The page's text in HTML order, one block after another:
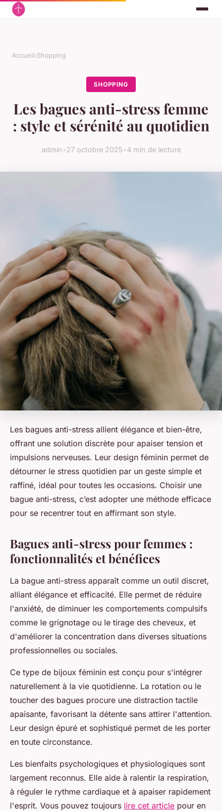
Accueil›Shopping
SHOPPING
Les bagues anti-stress femme
: style et sérénité au quotidien
admin•27 octobre 2025•4 min de lecture
Les bagues anti-stress allient élégance et bien-être,
offrant une solution discrète pour apaiser tension et
impulsions nerveuses. Leur design féminin permet de
détourner le stress quotidien par un geste simple et
raffiné, idéal pour toutes les occasions. Choisir une
bague anti-stress, c’est adopter une méthode efficace
pour se recentrer tout en affirmant son style.
Bagues anti-stress pour femmes :
fonctionnalités et bénéfices
La bague anti-stress apparaît comme un outil discret,
alliant élégance et efficacité. Elle permet de réduire
l'anxiété, de diminuer les comportements compulsifs
comme le grignotage ou le tirage des cheveux, et
d'améliorer la concentration dans diverses situations
professionnelles ou sociales.
Ce type de bijoux féminin est conçu pour s'intégrer
naturellement à la vie quotidienne. La rotation ou le
toucher des bagues procure une distraction tactile
apaisante, favorisant la détente sans attirer l'attention.
Leur design épuré et sophistiqué permet de les porter
en toute circonstance.
Les bienfaits psychologiques et physiologiques sont
largement reconnus. Elle aide à ralentir la respiration,
à réguler le rythme cardiaque et à apaiser rapidement
l'esprit. Vous pouvez toujours lire cet article pour en